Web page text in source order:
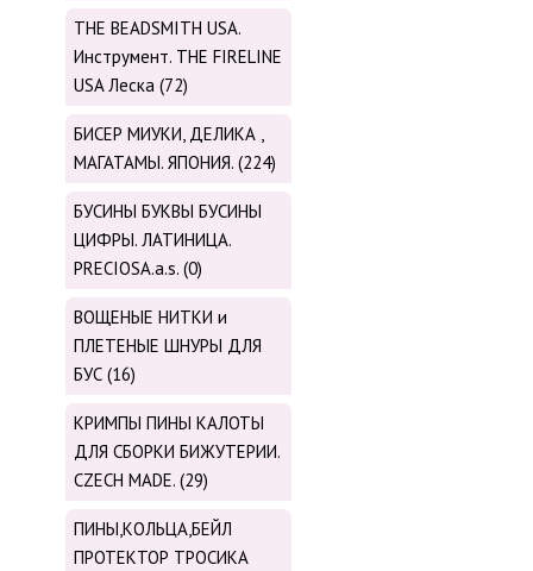
THE BEADSMITH USA.
Инструмент. THE FIRELINE
USA Леска (72)
БИСЕР МИУКИ, ДЕЛИКА ,
МАГАТАМЫ. ЯПОНИЯ. (224)
БУСИНЫ БУКВЫ БУСИНЫ
ЦИФРЫ. ЛАТИНИЦА.
PRECIOSA.a.s. (0)
ВОЩЕНЫЕ НИТКИ и
ПЛЕТЕНЫЕ ШНУРЫ ДЛЯ
БУС (16)
КРИМПЫ ПИНЫ КАЛОТЫ
ДЛЯ СБОРКИ БИЖУТЕРИИ.
CZECH MADE. (29)
ПИНЫ,КОЛЬЦА,БЕЙЛ
ПРОТЕКТОР ТРОСИКА